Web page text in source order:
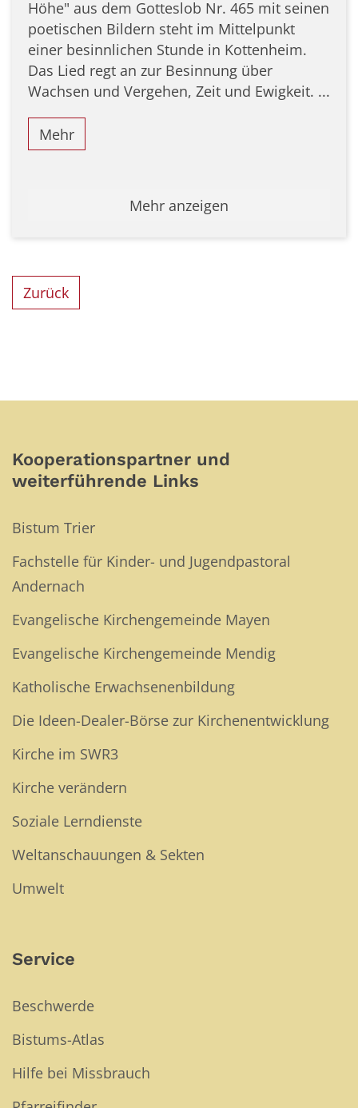
Höhe" aus dem Gotteslob Nr. 465 mit seinen
poetischen Bildern steht im Mittelpunkt
einer besinnlichen Stunde in Kottenheim.
Das Lied regt an zur Besinnung über
Wachsen und Vergehen, Zeit und Ewigkeit. ...
Mehr
Mehr anzeigen
Zurück
Kooperationspartner und
weiterführende Links
Bistum Trier
Fachstelle für Kinder- und Jugendpastoral
Andernach
Evangelische Kirchengemeinde Mayen
Evangelische Kirchengemeinde Mendig
Katholische Erwachsenenbildung
Die Ideen-Dealer-Börse zur Kirchenentwicklung
Kirche im SWR3
Kirche verändern
Soziale Lerndienste
Weltanschauungen & Sekten
Umwelt
Service
Beschwerde
Bistums-Atlas
Hilfe bei Missbrauch